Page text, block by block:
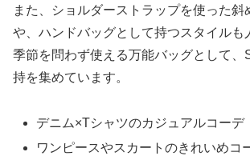
また、ショルダーストラップを使った斜
や、ハンドバッグとして持つスタイルも
季節を問わず使える万能バッグとして、
持を集めています。
デニム×Tシャツのカジュアルコーデ
ワンピースやスカートのきれいめコ